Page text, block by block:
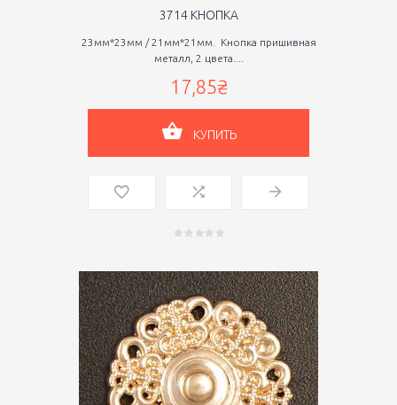
3714 КНОПКА
23мм*23мм / 21мм*21мм. Кнопка пришивная
металл, 2 цвета....
17,85₴
КУПИТЬ